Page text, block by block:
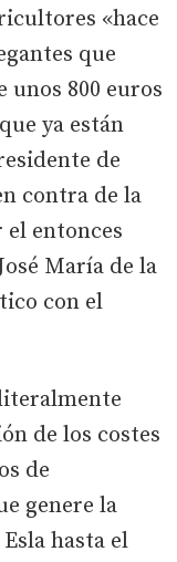
«hace
que
800 euros
ya están
de
contra de la
entonces
María de la
con el
de los costes
de
genere la
hasta el